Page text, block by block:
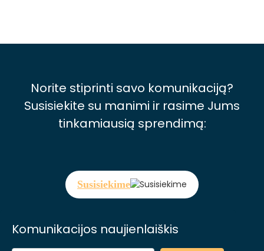
Norite stiprinti savo komunikaciją?
Susisiekite su manimi ir rasime Jums
tinkamiausią sprendimą:
Susisiekime
Komunikacijos naujienlaiškis